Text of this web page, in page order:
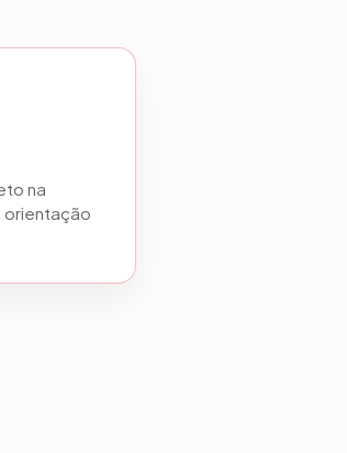
na
orientação